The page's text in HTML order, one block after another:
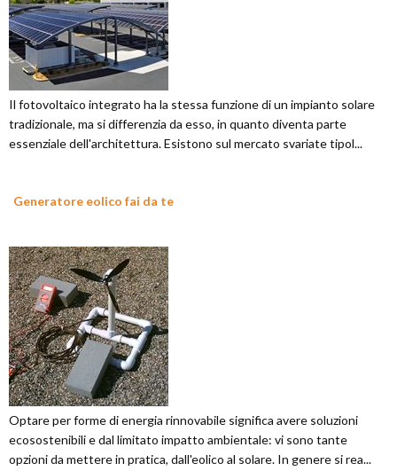
Il fotovoltaico integrato ha la stessa funzione di un impianto solare
tradizionale, ma si differenzia da esso, in quanto diventa parte
essenziale dell'architettura. Esistono sul mercato svariate tipol...
Generatore eolico fai da te
Optare per forme di energia rinnovabile significa avere soluzioni
ecosostenibili e dal limitato impatto ambientale: vi sono tante
opzioni da mettere in pratica, dall'eolico al solare. In genere si rea...